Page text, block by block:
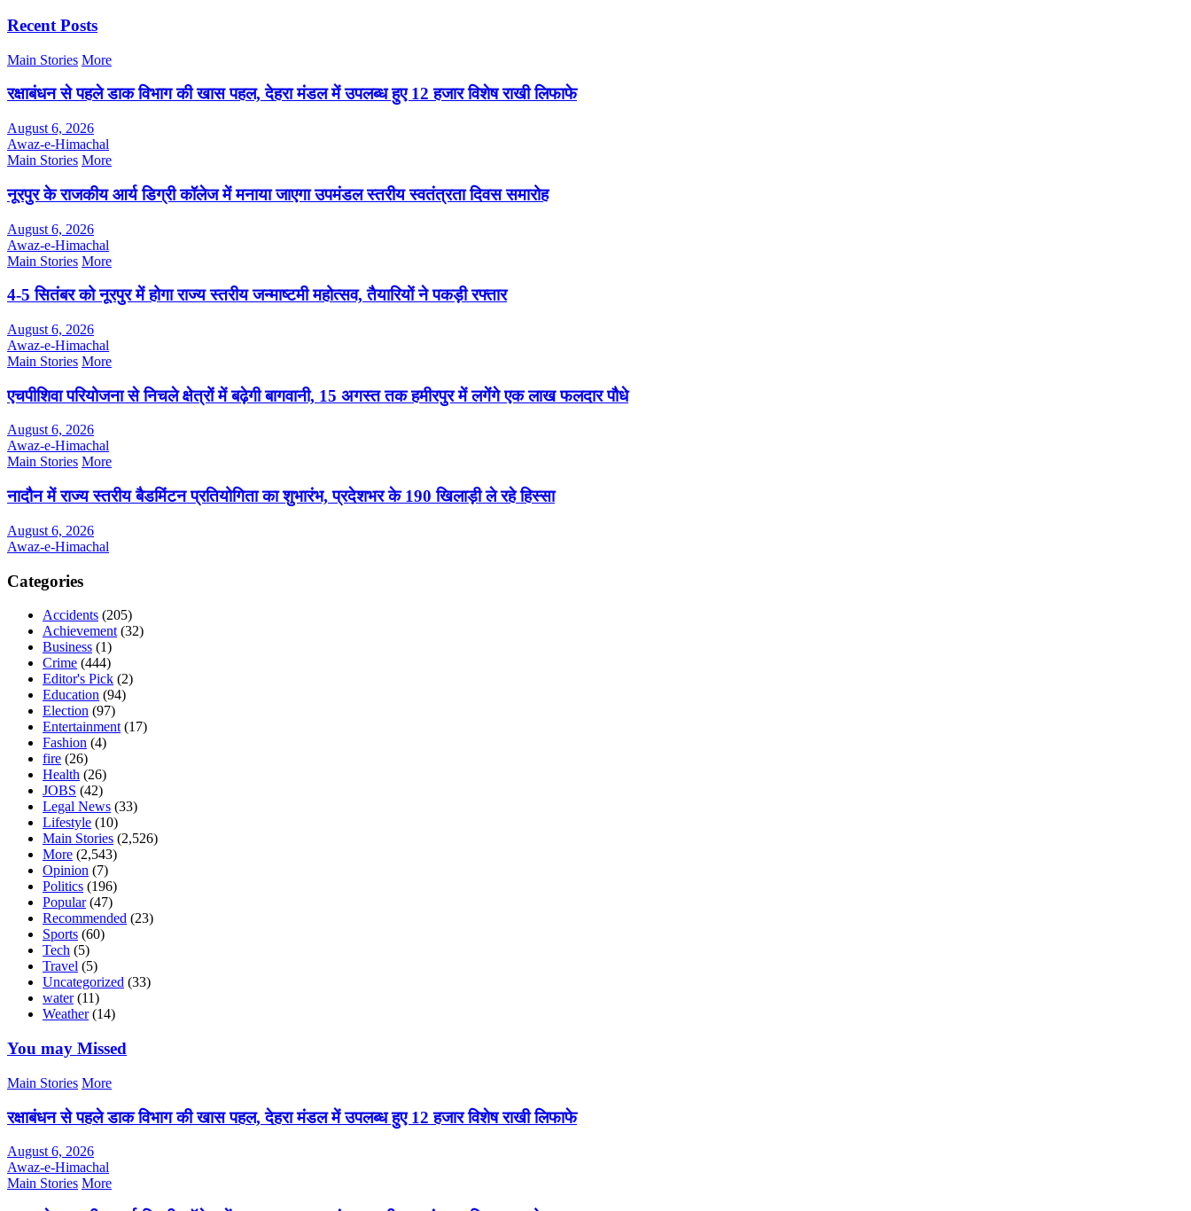
Recent Posts
Main Stories More
रक्षाबंधन से पहले डाक विभाग की खास पहल, देहरा मंडल में उपलब्ध हुए 12 हजार विशेष राखी लिफाफे
August 6, 2026
Awaz-e-Himachal
Main Stories More
नूरपुर के राजकीय आर्य डिग्री कॉलेज में मनाया जाएगा उपमंडल स्तरीय स्वतंत्रता दिवस समारोह
August 6, 2026
Awaz-e-Himachal
Main Stories More
4-5 सितंबर को नूरपुर में होगा राज्य स्तरीय जन्माष्टमी महोत्सव, तैयारियों ने पकड़ी रफ्तार
August 6, 2026
Awaz-e-Himachal
Main Stories More
एचपीशिवा परियोजना से निचले क्षेत्रों में बढ़ेगी बागवानी, 15 अगस्त तक हमीरपुर में लगेंगे एक लाख फलदार पौधे
August 6, 2026
Awaz-e-Himachal
Main Stories More
नादौन में राज्य स्तरीय बैडमिंटन प्रतियोगिता का शुभारंभ, प्रदेशभर के 190 खिलाड़ी ले रहे हिस्सा
August 6, 2026
Awaz-e-Himachal
Categories
Accidents (205)
Achievement (32)
Business (1)
Crime (444)
Editor's Pick (2)
Education (94)
Election (97)
Entertainment (17)
Fashion (4)
fire (26)
Health (26)
JOBS (42)
Legal News (33)
Lifestyle (10)
Main Stories (2,526)
More (2,543)
Opinion (7)
Politics (196)
Popular(47)
Recommended (23)
Sports (60)
Tech (5)
Travel (5)
Uncategorized (33)
water(11)
Weather(14)
You may Missed
Main Stories More
रक्षाबंधन से पहले डाक विभाग की खास पहल, देहरा मंडल में उपलब्ध हुए 12 हजार विशेष राखी लिफाफे
August 6, 2026
Awaz-e-Himachal
Main Stories More